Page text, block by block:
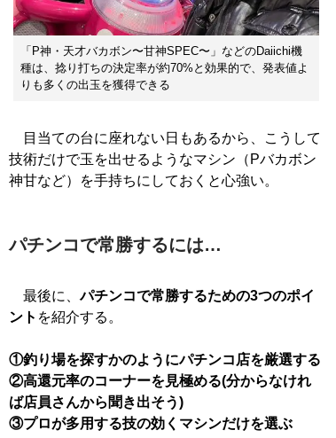
「P神・天才バカボン〜甘神SPEC〜」などのDaiichi機
種は、捻り打ちの決定率が約70%と効果的で、発表値よ
りも多くの出玉を獲得できる
目当ての台に座れない日もあるから、こうして
技術だけで玉を出せるようなマシン（Pバカボン
神甘など）を手持ちにしておくと心強い。
パチンコで常勝するには…
最後に、パチンコで常勝するための3つのポイ
ント を紹介する。
①釣り場を探すかのようにパチンコ店を厳選する
②高還元率のコーナーを見極める(分からなけれ
ば店員さんから聞き出そう)
③プロが多用する技の効くマシンだけを選ぶ